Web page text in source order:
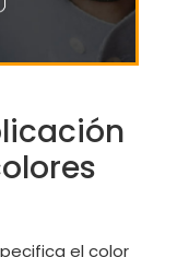
el color